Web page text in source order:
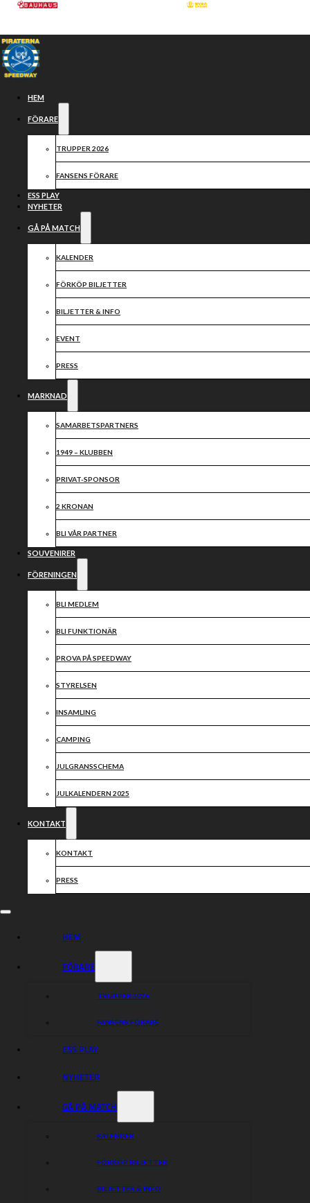
Hoppa till huvudinnehåll
HEM
FÖRARE
TRUPPER 2026
FANSENS FÖRARE
ESS PLAY
NYHETER
GÅ PÅ MATCH
KALENDER
FÖRKÖP BILJETTER
BILJETTER & INFO
EVENT
PRESS
MARKNAD
SAMARBETSPARTNERS
1949 – KLUBBEN
PRIVAT-SPONSOR
2 KRONAN
BLI VÅR PARTNER
SOUVENIRER
FÖRENINGEN
BLI MEDLEM
BLI FUNKTIONÄR
PROVA PÅ SPEEDWAY
STYRELSEN
INSAMLING
CAMPING
JULGRANSSCHEMA
JULKALENDERN 2025
KONTAKT
KONTAKT
PRESS
HEM
FÖRARE
TRUPPER 2026
FANSENS FÖRARE
ESS PLAY
NYHETER
GÅ PÅ MATCH
KALENDER
FÖRKÖP BILJETTER
BILJETTER & INFO
2025
Vi ser tacksamt fram emot ett fortsatt samarbete med
Dela nyheten: